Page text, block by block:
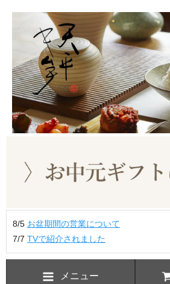
8/5 お盆期間の営業について
7/7 TVで紹介されました
メニュー